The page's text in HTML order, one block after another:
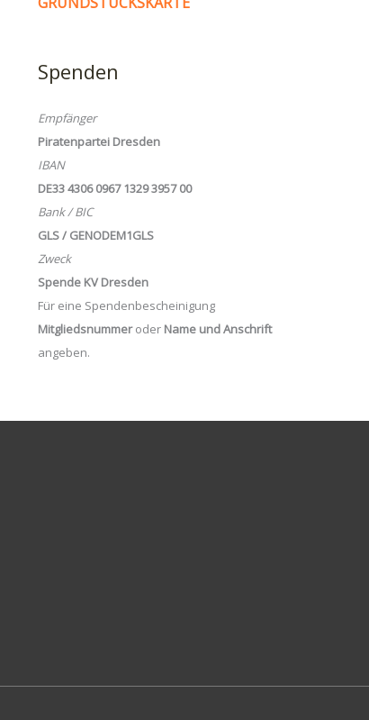
Spenden
Empfänger
Piratenpartei Dresden
IBAN
DE33 4306 0967 1329 3957 00
Bank / BIC
GLS / GENODEM1GLS
Zweck
Spende KV Dresden
Für eine Spendenbescheinigung
Mitgliedsnummeroder Name und Anschrift
angeben.